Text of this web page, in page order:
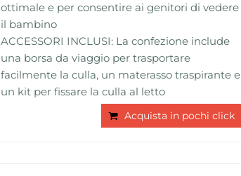
ottimale e per consentire ai genitori di vedere
il bambino
ACCESSORI INCLUSI: La confezione include
una borsa da viaggio per trasportare
facilmente la culla, un materasso traspirante e
un kit per fissare la culla al letto
Acquista in pochi click